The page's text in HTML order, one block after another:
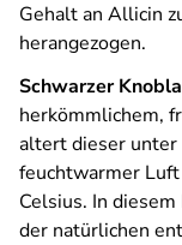
Gehalt an Allicin
herangezogen.
Schwarzer
herkömmlichem,
altert dieser unter
feuchtwarmer
Celsius. In
der natürlichen